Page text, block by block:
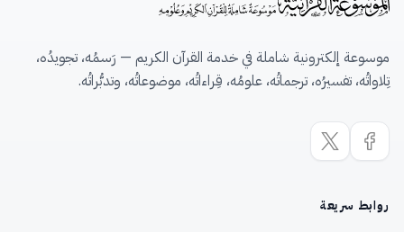
موسوعة إلكترونية شاملة في خدمة القرآن الكريم — رَسمُه، تجويدُه،
تِلاواتُه، تفسيرُه، ترجماتُه، علومُه، قِراءاتُه، موضوعاتُه، وتدبُّراتُه.
روابط سريعة